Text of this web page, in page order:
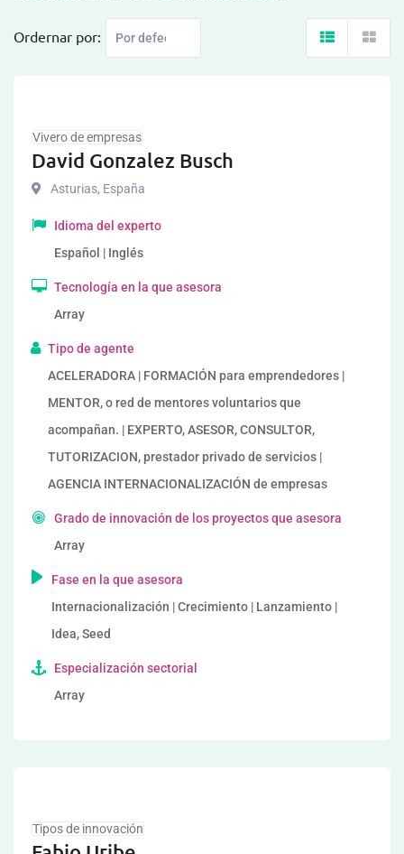
Ordernar por:
Vivero de empresas
David Gonzalez Busch
Asturias, España
Idioma del experto
Español | Inglés
Tecnología en la que asesora
Array
Tipo de agente
ACELERADORA | FORMACIÓN para emprendedores |
MENTOR, o red de mentores voluntarios que
acompañan. | EXPERTO, ASESOR, CONSULTOR,
TUTORIZACION, prestador privado de servicios |
AGENCIA INTERNACIONALIZACIÓN de empresas
Grado de innovación de los proyectos que asesora
Array
Fase en la que asesora
Internacionalización | Crecimiento | Lanzamiento |
Idea, Seed
Especialización sectorial
Array
Tipos de innovación